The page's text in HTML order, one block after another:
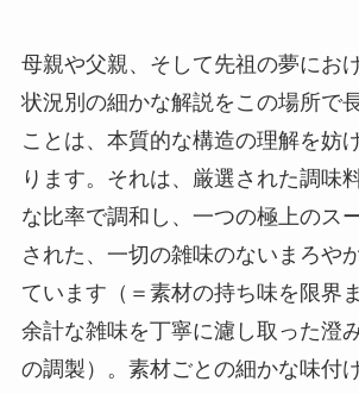
母親や父親、そして先祖の夢にお
状況別の細かな解説をこの場所で
ことは、本質的な構造の理解を妨
ります。それは、厳選された調味
な比率で調和し、一つの極上のス
された、一切の雑味のないまろや
ています（＝素材の持ち味を限界
余計な雑味を丁寧に濾し取った澄
の調製）。素材ごとの細かな味付